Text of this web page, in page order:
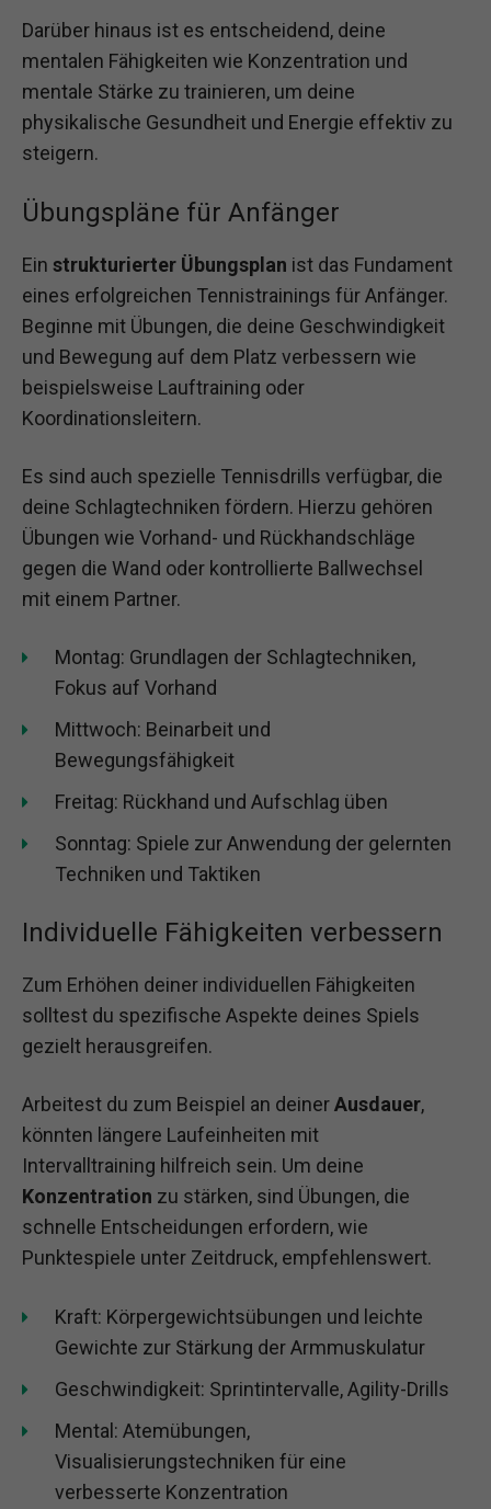
Darüber hinaus ist es entscheidend, deine
mentalen Fähigkeiten wie Konzentration und
mentale Stärke zu trainieren, um deine
physikalische Gesundheit und Energie effektiv zu
steigern.
Übungspläne für Anfänger
Ein strukturierter Übungsplan ist das Fundament
eines erfolgreichen Tennistrainings für Anfänger.
Beginne mit Übungen, die deine Geschwindigkeit
und Bewegung auf dem Platz verbessern wie
beispielsweise Lauftraining oder
Koordinationsleitern.
Es sind auch spezielle Tennisdrills verfügbar, die
deine Schlagtechniken fördern. Hierzu gehören
Übungen wie Vorhand- und Rückhandschläge
gegen die Wand oder kontrollierte Ballwechsel
mit einem Partner.
Montag: Grundlagen der Schlagtechniken,
Fokus auf Vorhand
Mittwoch: Beinarbeit und
Bewegungsfähigkeit
Freitag: Rückhand und Aufschlag üben
Sonntag: Spiele zur Anwendung der gelernten
Techniken und Taktiken
Individuelle Fähigkeiten verbessern
Zum Erhöhen deiner individuellen Fähigkeiten
solltest du spezifische Aspekte deines Spiels
gezielt herausgreifen.
Arbeitest du zum Beispiel an deinerAusdauer,
könnten längere Laufeinheiten mit
Intervalltraining hilfreich sein. Um deine
Konzentration zu stärken, sind Übungen, die
schnelle Entscheidungen erfordern, wie
Punktespiele unter Zeitdruck, empfehlenswert.
Kraft: Körpergewichtsübungen und leichte
Gewichte zur Stärkung der Armmuskulatur
Geschwindigkeit: Sprintintervalle, Agility-Drills
Mental: Atemübungen,
Visualisierungstechniken für eine
verbesserte Konzentration